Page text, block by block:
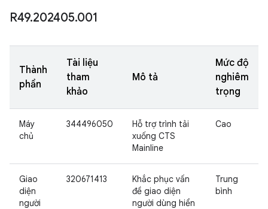
R49.202405.001
Thành
phần
Tài liệu
tham
khảo
Mô tả
Mức độ
nghiêm
trọng
Máy
chủ
344496050
Hỗ trợ trình tải
xuống CTS
Mainline
Cao
Giao
diện
người
320671413
Khắc phục vấn
đề giao diện
người dùng hiển
Trung
bình